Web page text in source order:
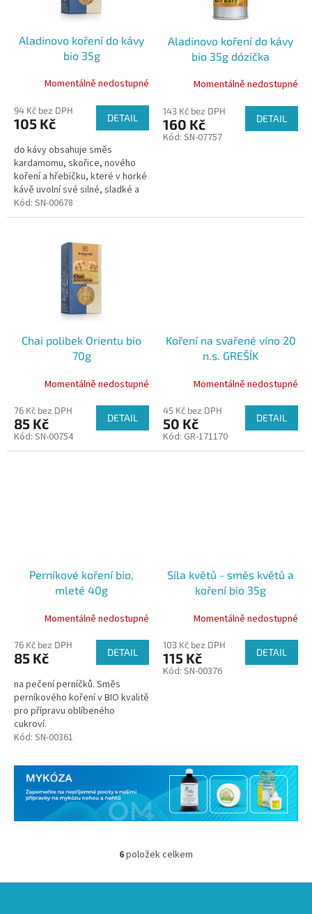
Aladinovo koření do kávy
bio 35g
Momentálně nedostupné
94 Kč bez DPH
105 Kč DETAIL
do kávy obsahuje směs
kardamomu, skořice, nového
koření a hřebíčku, které v horké
kávě uvolní své silné, sladké a
citrónové aroma.
Kód: SN-00678
Aladinovo koření do kávy
bio 35g dózička
Momentálně nedostupné
143 Kč bez DPH
160 Kč DETAIL
Kód: SN-07757
Chai polibek Orientu bio
70g
Momentálně nedostupné
76 Kč bez DPH
85 Kč DETAIL
Kód: SN-00754
Koření na svařené víno 20
n.s. GREŠÍK
Momentálně nedostupné
45 Kč bez DPH
50 Kč DETAIL
Kód: GR-171170
Perníkové koření bio,
mleté 40g
Momentálně nedostupné
76 Kč bez DPH
85 Kč DETAIL
na pečení perníčků. Směs
perníkového koření v BIO kvalitě
pro přípravu oblíbeného
cukroví.
Kód: SN-00361
Síla květů - směs květů a
koření bio 35g
Momentálně nedostupné
103 Kč bez DPH
115 Kč DETAIL
Kód: SN-00376
O
l
6položek celkem